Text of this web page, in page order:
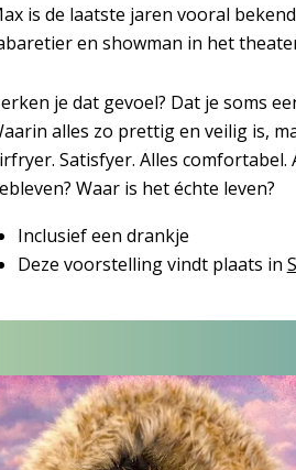
is de laatste jaren vooral
en showman in het
je dat gevoel? Dat je soms
alles zo prettig en veilig is,
Satisfyer. Alles
Waar is het échte leven?
Inclusief een drankje
Deze voorstelling vindt plaats in